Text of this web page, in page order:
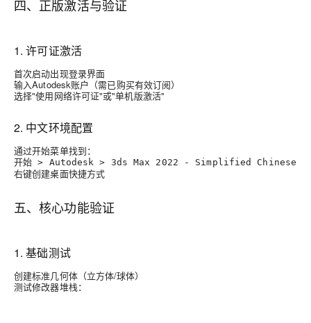
四、正版激活与验证
1. 许可证激活
首次启动出现登录界面
输入Autodesk账户（需已购买有效订阅）
选择"使用网络许可证"或"单机版激活"
2. 中文环境配置
通过开始菜单找到：
开始 > Autodesk > 3ds Max 2022 - Simplified Chinese
右键创建桌面快捷方式
五、核心功能验证
1. 基础测试
创建标准几何体（立方体/球体）
测试修改器堆栈：